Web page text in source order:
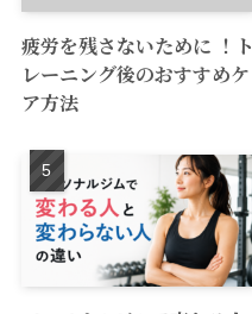
疲労を残さないために ！ト
レーニング後のおすすめケ
ア方法